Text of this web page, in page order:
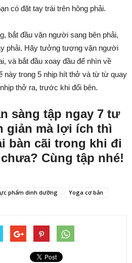
có đặt tay trái trên hông phải.
bắt đầu vặn người sang bên phải,
phải. Hãy tưởng tượng vặn người
và bắt đầu xoay đầu để nhìn về
này trong 5 nhịp hít thở và từ từ quay
thở ra, trước khi đổi bên.
sàng tập ngay 7 tư
giản mà lợi ích thì
bàn cãi trong khi đi
Cùng tập nhé!
phẩm dinh dưỡng Yoga cơ bản